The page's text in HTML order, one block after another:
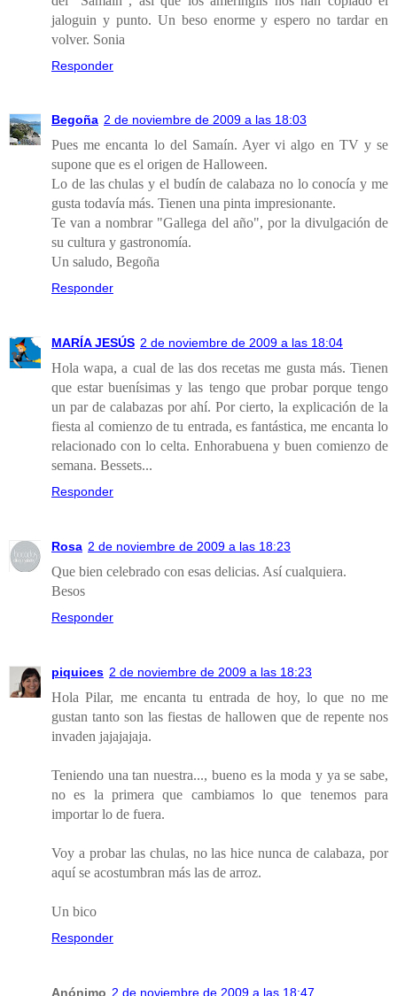
jaloguin y punto. Un beso enorme y espero no tardar en
volver. Sonia
Responder
Begoña 2 de noviembre de 2009 a las 18:03
Pues me encanta lo del Samaín. Ayer vi algo en TV y se
supone que es el origen de Halloween.
Lo de las chulas y el budín de calabaza no lo conocía y me
gusta todavía más. Tienen una pinta impresionante.
Te van a nombrar "Gallega del año", por la divulgación de
su cultura y gastronomía.
Un saludo, Begoña
Responder
MARÍA JESÚS 2 de noviembre de 2009 a las 18:04
Hola wapa, a cual de las dos recetas me gusta más. Tienen
que estar buenísimas y las tengo que probar porque tengo
un par de calabazas por ahí. Por cierto, la explicación de la
fiesta al comienzo de tu entrada, es fantástica, me encanta lo
relacionado con lo celta. Enhorabuena y buen comienzo de
semana. Bessets...
Responder
Rosa 2 de noviembre de 2009 a las 18:23
Que bien celebrado con esas delicias. Así cualquiera.
Besos
Responder
piquices 2 de noviembre de 2009 a las 18:23
Hola Pilar, me encanta tu entrada de hoy, lo que no me
gustan tanto son las fiestas de hallowen que de repente nos
invaden jajajajaja.
Teniendo una tan nuestra..., bueno es la moda y ya se sabe,
no es la primera que cambiamos lo que tenemos para
importar lo de fuera.
Voy a probar las chulas, no las hice nunca de calabaza, por
aquí se acostumbran más las de arroz.
Un bico
Responder
Anónimo 2 de noviembre de 2009 a las 18:47